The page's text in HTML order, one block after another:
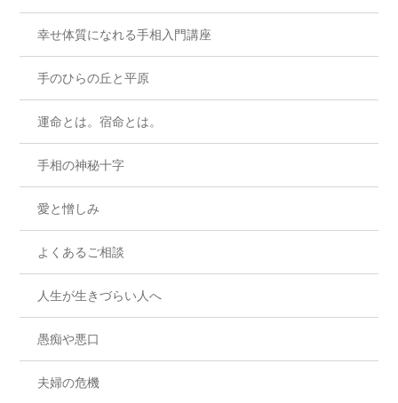
幸せ体質になれる手相入門講座
手のひらの丘と平原
運命とは。宿命とは。
手相の神秘十字
愛と憎しみ
よくあるご相談
人生が生きづらい人へ
愚痴や悪口
夫婦の危機